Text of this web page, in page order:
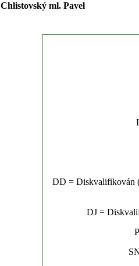
Chlistovský ml. Pavel
DD = Diskvalifikován
DJ =